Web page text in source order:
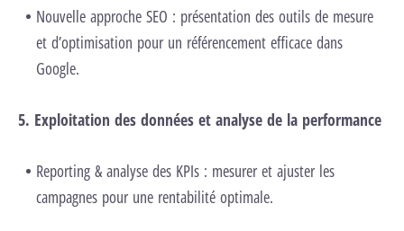
Nouvelle approche SEO : présentation des outils de mesure
et d’optimisation pour un référencement efficace dans
Google.
5. Exploitation des données et analyse de la performance
Reporting & analyse des KPIs : mesurer et ajuster les
campagnes pour une rentabilité optimale.